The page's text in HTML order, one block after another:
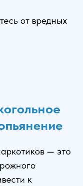
от вредных
— это
к